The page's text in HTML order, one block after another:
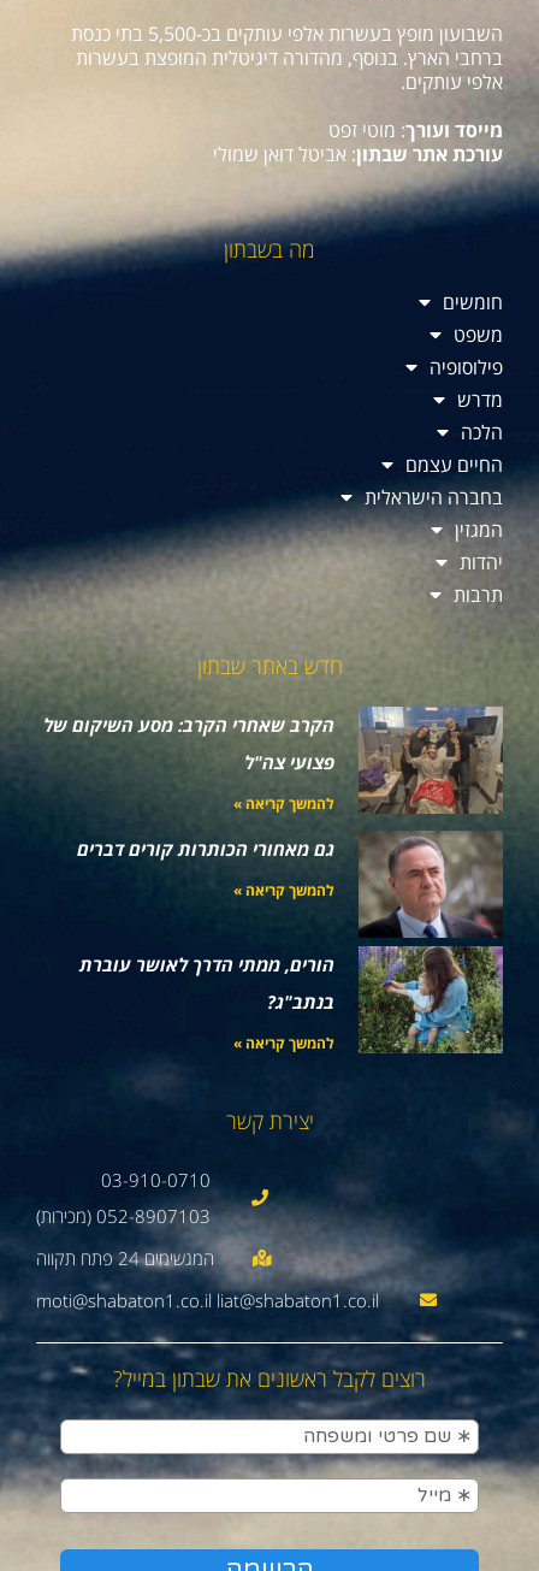
השבועון מופץ בעשרות אלפי עותקים בכ-5,500 בתי כנסת
ברחבי הארץ. בנוסף, מהדורה דיגיטלית המופצת בעשרות
אלפי עותקים.
מייסד ועורך: מוטי זפט
עורכת אתר שבתון: אביטל דואן שמולי
מה בשבתון
חומשים
משפט
פילוסופיה
מדרש
הלכה
החיים עצמם
בחברה הישראלית
המגזין
יהדות
תרבות
חדש באתר שבתון
הקרב שאחרי הקרב: מסע השיקום של
פצועי צה"ל
להמשך קריאה »
גם מאחורי הכותרות קורים דברים
להמשך קריאה »
הורים, ממתי הדרך לאושר עוברת
בנתב"ג?
להמשך קריאה »
יצירת קשר
03-910-0710
052-8907103 (מכירות)
moti@shabaton1.co.il liat@shabaton1.co.il
רוצים לקבל ראשונים את שבתון במייל?